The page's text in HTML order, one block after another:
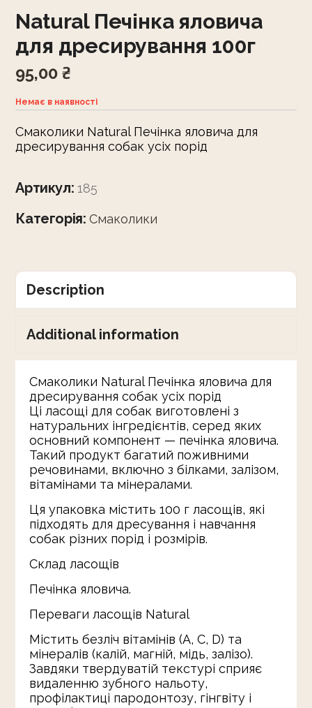
Natural Печінка яловича
для дресирування 100г
95,00₴
Немає в наявності
Смаколики Natural Печінка яловича для
дресирування собак усіх порід
Артикул: 185
Категорія: Смаколики
Description
Additional information
Смаколики Natural Печінка яловича для
дресирування собак усіх порід
Ці ласощі для собак виготовлені з
натуральних інгредієнтів, серед яких
основний компонент — печінка яловича.
Такий продукт багатий поживними
речовинами, включно з білками, залізом,
вітамінами та мінералами.
Ця упаковка містить 100 г ласощів, які
підходять для дресування і навчання
собак різних порід і розмірів.
Склад ласощів
Печінка яловича.
Переваги ласощів Natural
Містить безліч вітамінів (А, С, D) та
мінералів (калій, магній, мідь, залізо).
Завдяки твердуватій текстурі сприяє
видаленню зубного нальоту,
профілактиці пародонтозу, гінгвіту і